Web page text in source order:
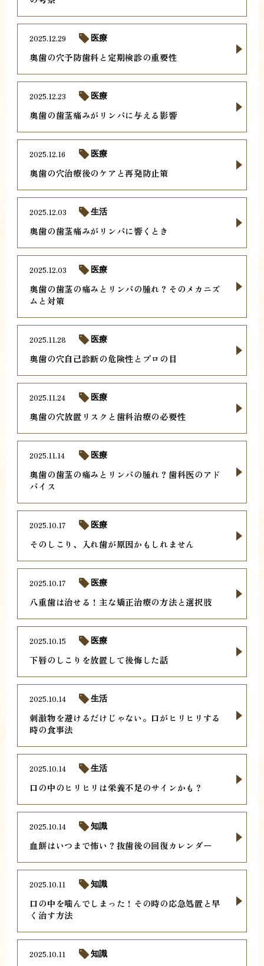
奥歯の穴予防歯科と定期検診の重要性
2025.12.29 医療
奥歯の歯茎痛みがリンパに与える影響
2025.12.23 医療
奥歯の穴治療後のケアと再発防止策
2025.12.16 医療
奥歯の歯茎痛みがリンパに響くとき
2025.12.03 生活
奥歯の歯茎の痛みとリンパの腫れ？そのメカニズ
ムと対策
2025.12.03 医療
奥歯の穴自己診断の危険性とプロの目
2025.11.28 医療
奥歯の穴放置リスクと歯科治療の必要性
2025.11.24 医療
奥歯の歯茎の痛みとリンパの腫れ？歯科医のアド
バイス
2025.11.14 医療
そのしこり、入れ歯が原因かもしれません
2025.10.17 医療
八重歯は治せる！主な矯正治療の方法と選択肢
2025.10.17 医療
下唇のしこりを放置して後悔した話
2025.10.15 医療
刺激物を避けるだけじゃない。口がヒリヒリする
時の食事法
2025.10.14 生活
口の中のヒリヒリは栄養不足のサインかも？
2025.10.14 生活
血餅はいつまで怖い？抜歯後の回復カレンダー
2025.10.14 知識
口の中を噛んでしまった！その時の応急処置と早
く治す方法
2025.10.11 知識
2025.10.11 知識